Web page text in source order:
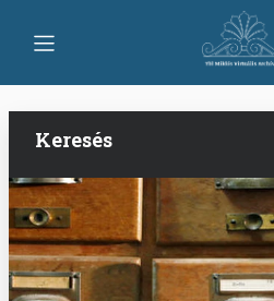
tartalomra
Keresés